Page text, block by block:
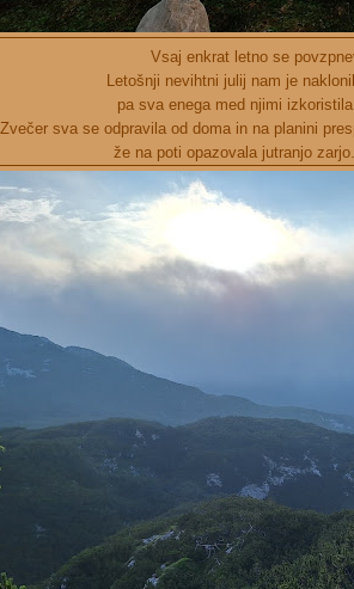
Vsaj enkrat letno se
Letošnji nevihtni julij nam je
pa sva enega med njimi
Zvečer sva se odpravila od doma in na planini
že na poti opazovala jutranjo